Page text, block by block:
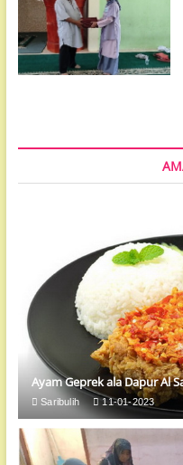
Ayam Geprek ala Dapur Al
Saribulih 11-01-2023